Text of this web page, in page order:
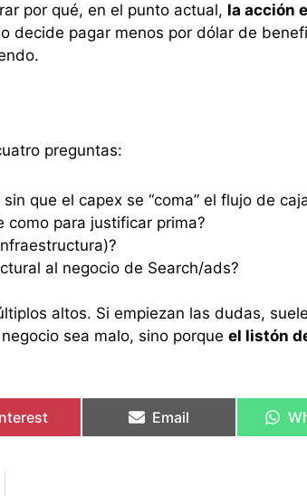
por qué, en el punto actual, la acción
decide pagar menos por dólar de
preguntas:
que el capex se “coma” el flujo de
como para justificar prima?
al negocio de Search/ads?
altos. Si empiezan las dudas,
sea malo, sino porque el listón
Email